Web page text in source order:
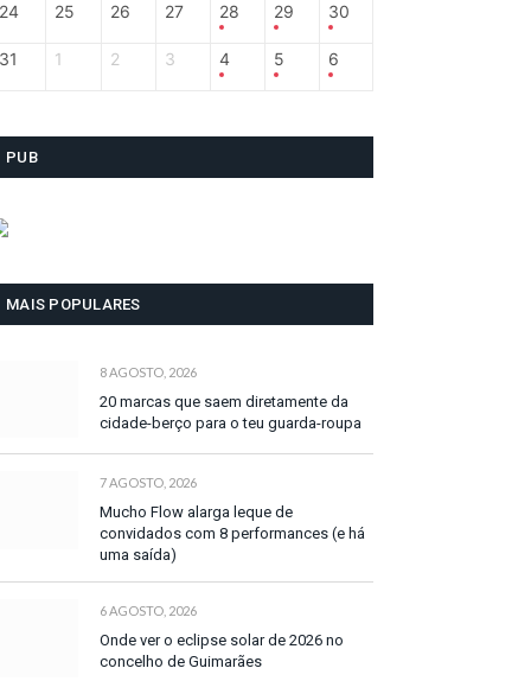
24 25 26 27 28 29 30
31 1 2 3 4 5 6
PUB
MAIS POPULARES
8 AGOSTO, 2026
20 marcas que saem diretamente da
cidade-berço para o teu guarda-roupa
7 AGOSTO, 2026
Mucho Flow alarga leque de
convidados com 8 performances (e há
uma saída)
6 AGOSTO, 2026
Onde ver o eclipse solar de 2026 no
concelho de Guimarães